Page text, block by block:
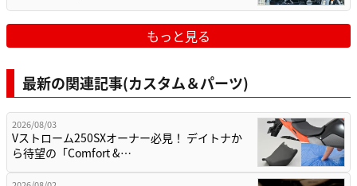
もっと見る
最新の関連記事(カスタム＆パーツ)
2026/08/03
Vストローム250SXオーナー必見！ デイトナか
ら待望の「Comfort &…